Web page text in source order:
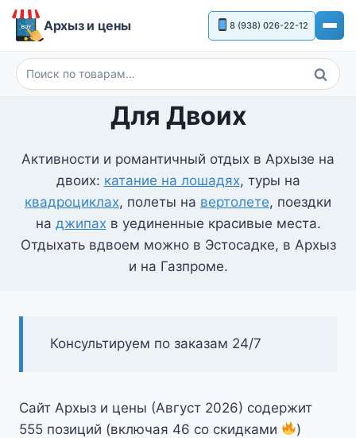
Перейти
Архыз и цены 8 (938) 026-22-12
Искать:
Поиск
Для Двоих
Активности и романтичный отдых в Архызе на
двоих: катание на лошадях, туры на
квадроциклах, полеты на вертолете, поездки
на джипахв уединенные красивые места.
Отдыхать вдвоем можно в Эстосадке, в Архыз
и на Газпроме.
Консультируем по заказам 24/7
Сайт Архыз и цены (Август 2026) содержит
555 позиций (включая 46 со скидками
)